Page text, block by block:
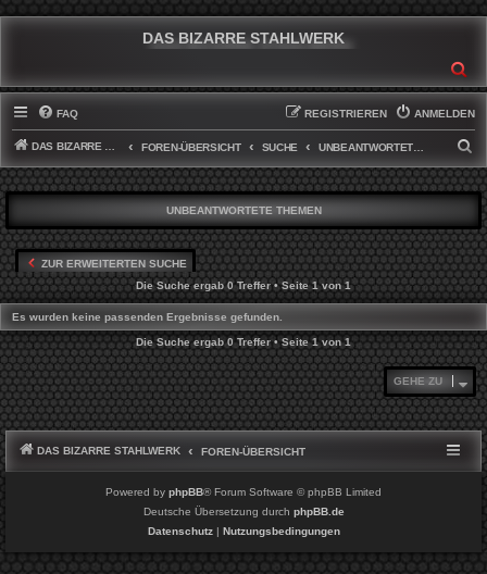
DAS BIZARRE STAHLWERK
FAQ ANMELDEN
REGISTRIEREN
DAS BIZARRE STAHLWERK FOREN-ÜBERSICHT SUCHE
U
C
H
E
UNBEANTWORTETE THEMEN
ZUR ERWEITERTEN SUCHE
Die Suche ergab 0 Treffer • Seite1von1
Es wurden keine passenden Ergebnisse gefunden.
Die Suche ergab 0 Treffer • Seite1von1
GEHE ZU
DAS BIZARRE STAHLWERK FOREN-ÜBERSICHT
Powered by phpBB® Forum Software © phpBB Limited
Deutsche Übersetzung durch phpBB.de
Datenschutz| Nutzungsbedingungen